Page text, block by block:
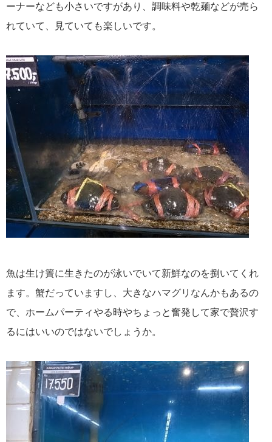
ーナーなども小さいですがあり、調味料や乾麺などが売ら
れていて、見ていても楽しいです。
魚は生け簀に生きたのが泳いでいて新鮮なのを捌いてくれ
ます。蟹だっていますし、大きなハマグリなんかもあるの
で、ホームパーティやる時やちょっと奮発して家で贅沢す
るにはいいのではないでしょうか。